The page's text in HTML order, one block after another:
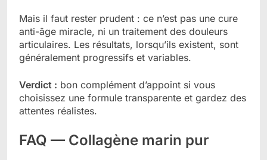
Mais il faut rester prudent : ce n’est pas une cure
anti-âge miracle, ni un traitement des douleurs
articulaires. Les résultats, lorsqu’ils existent, sont
généralement progressifs et variables.
Verdict : bon complément d’appoint si vous
choisissez une formule transparente et gardez des
attentes réalistes.
FAQ — Collagène marin pur